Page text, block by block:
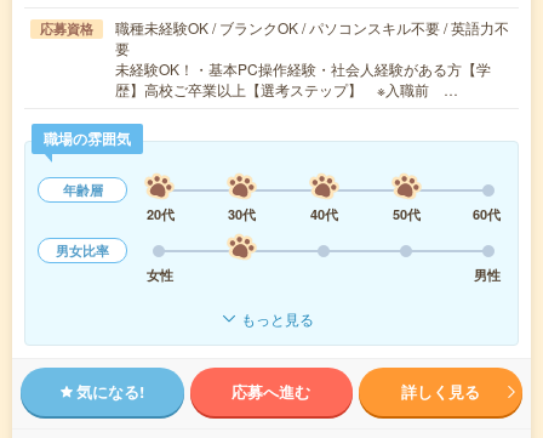
応募資格
職種未経験OK / ブランクOK / パソコンスキル不要 / 英語力不
要
未経験OK！・基本PC操作経験・社会人経験がある方【学
歴】高校ご卒業以上【選考ステップ】 ※入職前 …
職場の雰囲気
年齢層
20代
30代 40代 50代
60代
男女比率
女性
男性
もっと見る
気になる! 応募へ進む 詳しく見る